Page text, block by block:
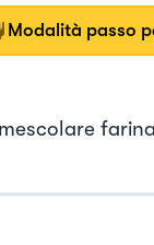
Modalità passo